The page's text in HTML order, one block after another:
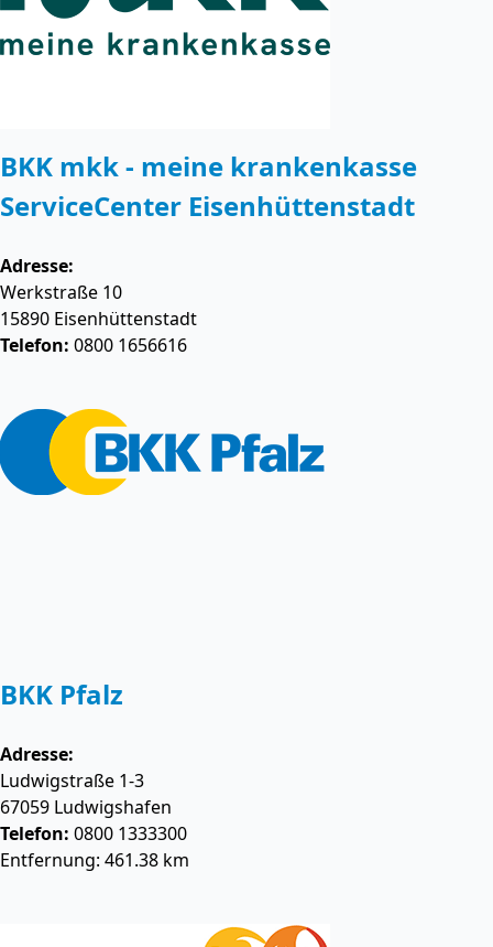
BKK mkk - meine krankenkasse
ServiceCenter Eisenhüttenstadt
Adresse:
Werkstraße 10
15890 Eisenhüttenstadt
Telefon: 0800 1656616
BKK Pfalz
Adresse:
Ludwigstraße 1-3
67059 Ludwigshafen
Telefon: 0800 1333300
Entfernung: 461.38 km